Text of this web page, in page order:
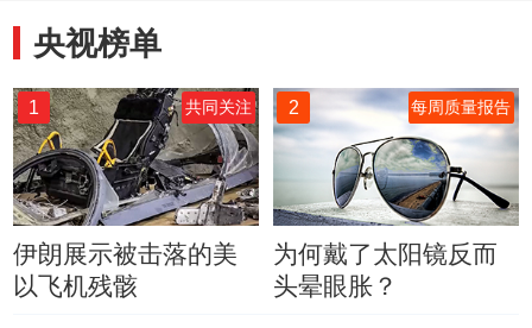
央视榜单
1 共同关注
伊朗展示被击落的美
以飞机残骸
2 每周质量报告
为何戴了太阳镜反而
头晕眼胀？